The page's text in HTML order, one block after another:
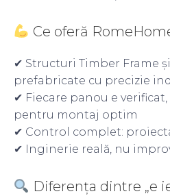
Ce oferă
✔ Structuri Timber Frame
prefabricate cu precizie
✔ Fiecare panou e
pentru montaj optim
✔ Control complet:
✔ Inginerie reală, nu
Diferența dintre „e